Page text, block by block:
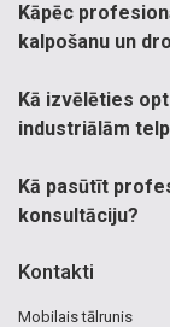
Kāpēc
kalpošanu un
Kā izvēlēties
industriālām
Kā pasūtīt
konsultāciju?
Kontakti
Mobilais tālrunis